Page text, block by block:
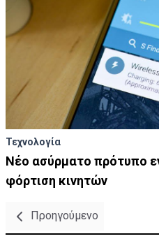
Τεχνολογία
Νέο ασύρματο πρότυπο
φόρτιση κινητών
Προηγούμενο